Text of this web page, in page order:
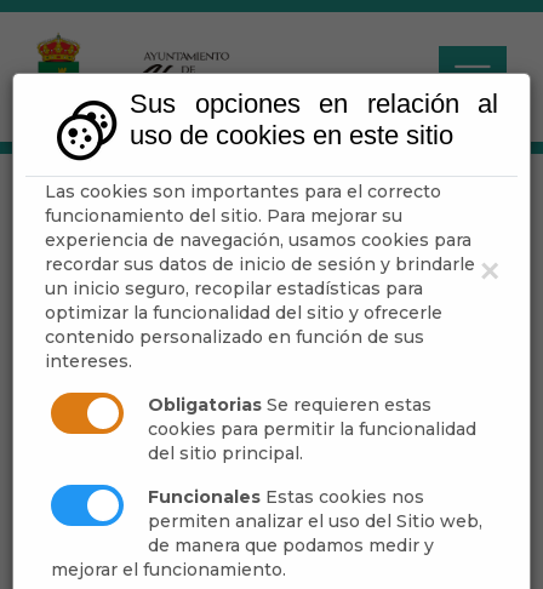
×
Sus opciones en relación al
uso de cookies en este sitio
Las cookies son importantes para el correcto
funcionamiento del sitio. Para mejorar su
experiencia de navegación, usamos cookies para
recordar sus datos de inicio de sesión y brindarle
un inicio seguro, recopilar estadísticas para
optimizar la funcionalidad del sitio y ofrecerle
contenido personalizado en función de sus
intereses.
Obligatorias Se requieren estas
cookies para permitir la funcionalidad
del sitio principal.
Funcionales Estas cookies nos
permiten analizar el uso del Sitio web,
de manera que podamos medir y
mejorar el funcionamiento.
Servicios Públicos
Escuchar
Instalaciones Deportivas